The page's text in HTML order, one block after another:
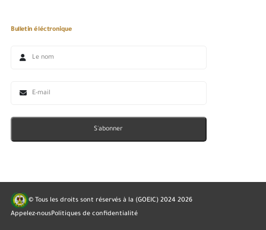
Bulletin éléctronique
S'abonner
© Tous les droits sont réservés à la (GOEIC) 2024 2026
Appelez-nousPolitiques de confidentialité